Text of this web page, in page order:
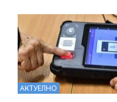
АКТУЕЛНО